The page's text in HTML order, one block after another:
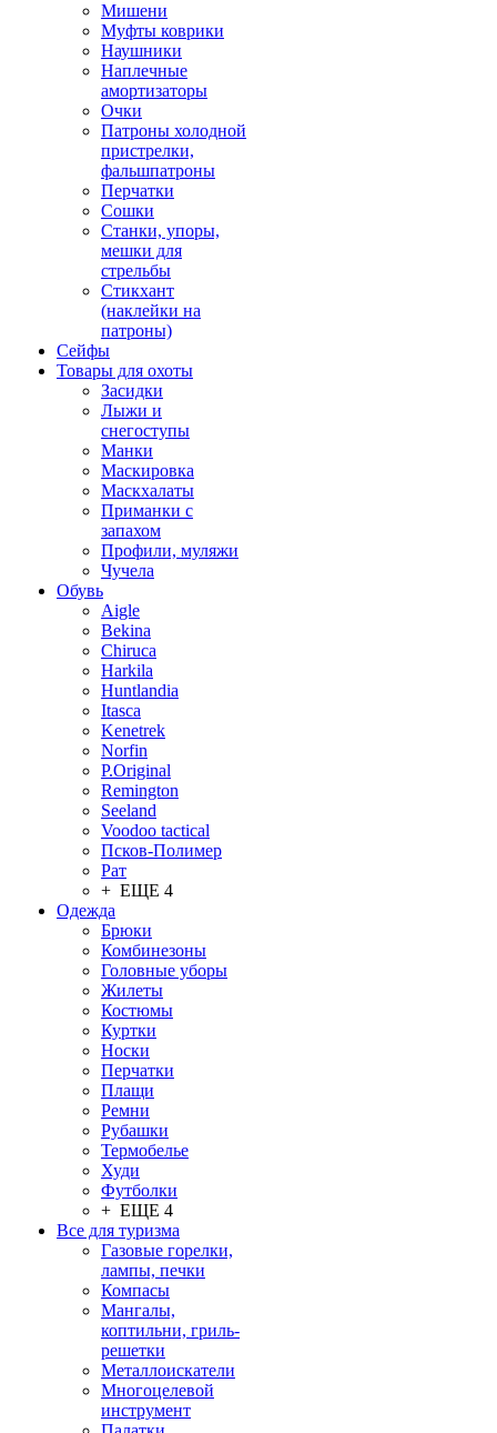
Мишени
Муфты коврики
Наушники
Наплечные
амортизаторы
Очки
Патроны холодной
пристрелки,
фальшпатроны
Перчатки
Сошки
Станки, упоры,
мешки для
стрельбы
Стикхант
(наклейки на
патроны)
Сейфы
Товары для охоты
Засидки
Лыжи и
снегоступы
Манки
Маскировка
Маскхалаты
Приманки с
запахом
Профили, муляжи
Чучела
Обувь
Aigle
Bekina
Chiruсa
Harkila
Huntlandia
Itasca
Kenetrek
Norfin
P.Original
Remington
Seeland
Voodoo tactical
Псков-Полимер
Рат
+ ЕЩЕ 4
Одежда
Брюки
Комбинезоны
Головные уборы
Жилеты
Костюмы
Куртки
Носки
Перчатки
Плащи
Ремни
Рубашки
Термобелье
Худи
Футболки
+ ЕЩЕ 4
Все для туризма
Газовые горелки,
лампы, печки
Компасы
Мангалы,
коптильни, гриль-
решетки
Металлоискатели
Многоцелевой
инструмент